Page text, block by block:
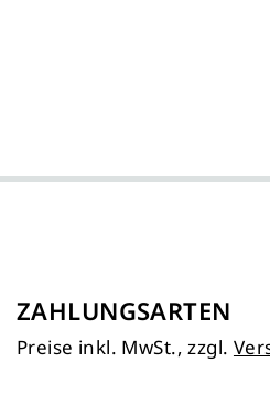
ZAHLUNGSARTEN
Preise inkl. MwSt., zzgl.